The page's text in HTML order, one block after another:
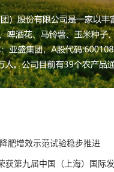
肥增效示范试验稳步推进
获第九届中国（上海）国际